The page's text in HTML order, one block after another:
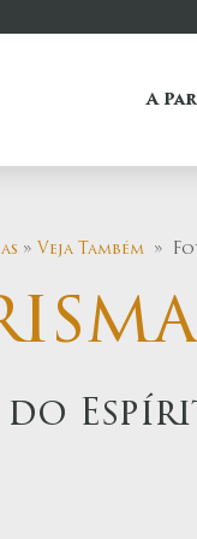
A
» Veja Também »
do